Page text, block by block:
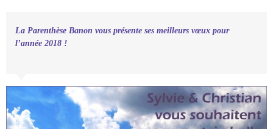
La Parenthèse Banon vous présente ses meilleurs vœux pour
l’année 2018 !